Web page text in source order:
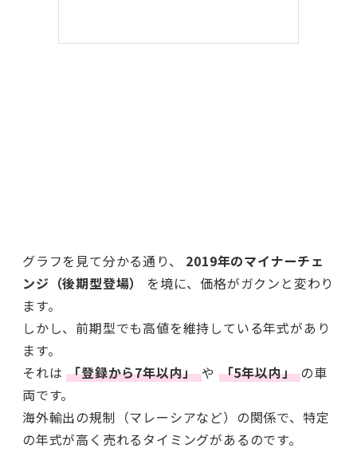
グラフを見て分かる通り、 2019年のマイナーチェ
ンジ（後期型登場） を境に、価格がガクンと変わり
ます。
しかし、前期型でも高値を維持している年式があり
ます。
それは「登録から7年以内」や 「5年以内」の車
両です。
海外輸出の規制（マレーシアなど）の関係で、特定
の年式が高く売れるタイミングがあるのです。